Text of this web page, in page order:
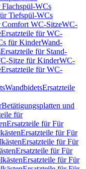
Flachspül-WCs
Tiefspül-WCs
Comfort WC-SitzeWC-
Ersatzteile für WC-
für KinderWand-
Ersatzteile für Stand-
Sitze für KinderWC-
Ersatzteile für WC-
WandbidetsErsatzteile
Betätigungsplatten und
für
Ersatzteile für Für
Ersatzteile für Für
Ersatzteile für Für
Ersatzteile für Für
Ersatzteile für Für